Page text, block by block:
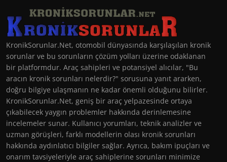
KronikSorunlar.Net, otomobil dünyasında karşılaşılan kronik
sorunlar ve bu sorunların çözüm yolları üzerine odaklanan
bir platformdur. Araç sahipleri ve potansiyel alıcılar, "Bu
aracın kronik sorunları nelerdir?" sorusuna yanıt ararken,
doğru bilgiye ulaşmanın ne kadar önemli olduğunu bilirler.
KronikSorunlar.Net, geniş bir araç yelpazesinde ortaya
çıkabilecek yaygın problemler hakkında derinlemesine
incelemeler sunar. Kullanıcı yorumları, teknik analizler ve
uzman görüşleri, farklı modellerin olası kronik sorunları
hakkında aydınlatıcı bilgiler sağlar. Ayrıca, bakım ipuçları ve
onarım tavsiyeleriyle araç sahiplerine sorunları minimize